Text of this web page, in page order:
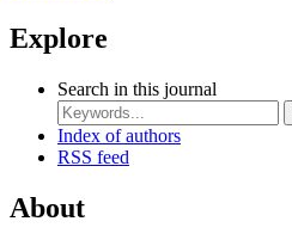
Explore
Search in this journal
Index of authors
RSS feed
About